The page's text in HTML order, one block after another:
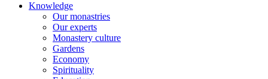
Knowledge
Our monastries
Our experts
Monastery culture
Gardens
Economy
Spirituality